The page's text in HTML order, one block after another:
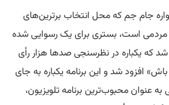
جام جم که محل انتخاب برترین‌های
مردمی است، بستری برای یک رسوایی شده
که یکباره در نظرسنجی صدها هزار رأی
باش» افزود شد و این برنامه یکباره به جای
عنوان محبوب‌ترین برنامه تلویزیون،